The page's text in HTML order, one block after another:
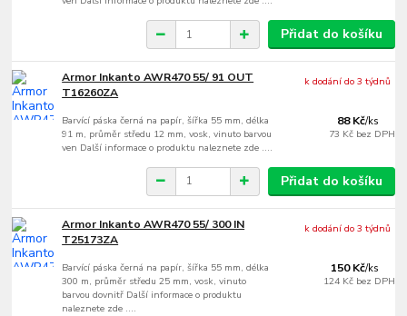
Přidat do košíku
Armor Inkanto AWR470 55/ 91 OUT
T16260ZA
Barvící páska černá na papír, šířka 55 mm, délka
91 m, průměr středu 12 mm, vosk, vinuto barvou
ven Další informace o produktu naleznete zde ....
88 Kč/ks
73 Kč bez DPH
k dodání do 3 týdnů
Přidat do košíku
Armor Inkanto AWR470 55/ 300 IN
T25173ZA
Barvící páska černá na papír, šířka 55 mm, délka
300 m, průměr středu 25 mm, vosk, vinuto
barvou dovnitř Další informace o produktu
naleznete zde ....
150 Kč/ks
124 Kč bez DPH
k dodání do 3 týdnů